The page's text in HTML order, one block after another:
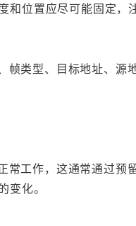
和位置应尽可能固定，
帧类型、目标地址、源
常工作，这通常通过预
变化。